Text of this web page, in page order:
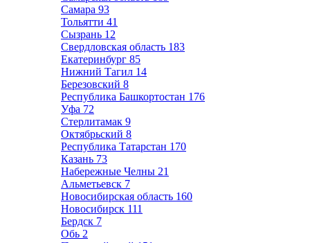
Самара 93
Тольятти 41
Сызрань 12
Свердловская область 183
Екатеринбург 85
Нижний Тагил 14
Березовский 8
Республика Башкортостан 176
Уфа 72
Стерлитамак 9
Октябрьский 8
Республика Татарстан 170
Казань 73
Набережные Челны 21
Альметьевск 7
Новосибирская область 160
Новосибирск 111
Бердск 7
Обь 2